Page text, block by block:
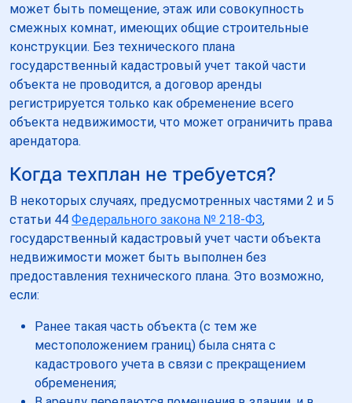
может быть помещение, этаж или совокупность
смежных комнат, имеющих общие строительные
конструкции. Без технического плана
государственный кадастровый учет такой части
объекта не проводится, а договор аренды
регистрируется только как обременение всего
объекта недвижимости, что может ограничить права
арендатора.
Когда техплан не требуется?
В некоторых случаях, предусмотренных частями 2 и 5
статьи 44 Федерального закона № 218-ФЗ,
государственный кадастровый учет части объекта
недвижимости может быть выполнен без
предоставления технического плана. Это возможно,
если:
Ранее такая часть объекта (с тем же
местоположением границ) была снята с
кадастрового учета в связи с прекращением
обременения;